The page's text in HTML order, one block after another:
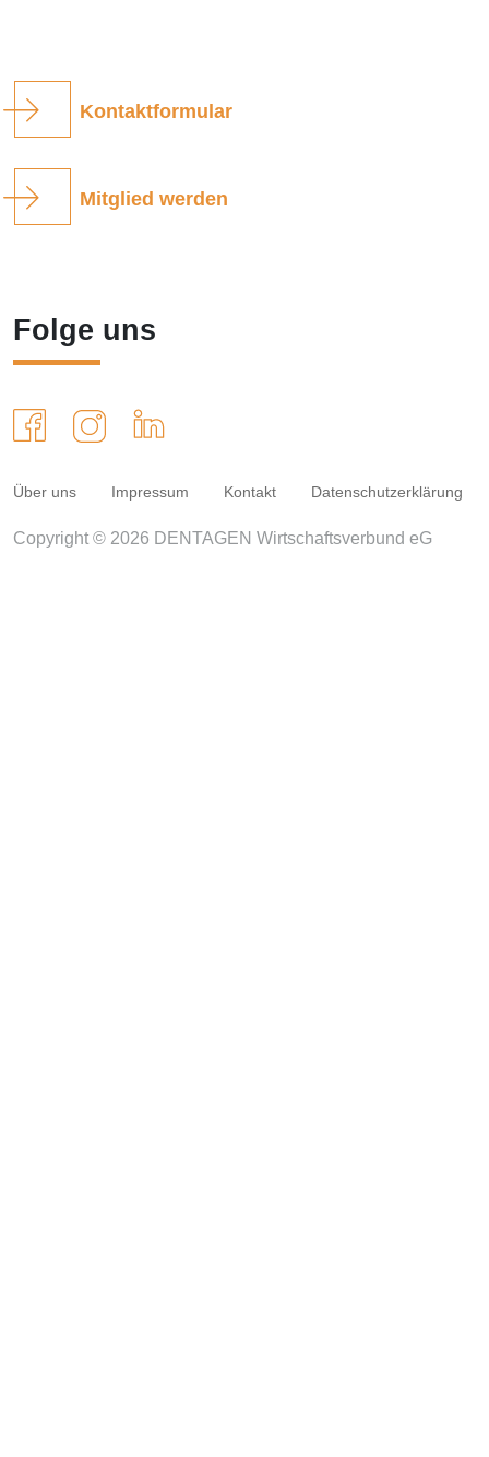
Kontaktformular
Mitglied werden
Folge uns
Über uns Impressum Kontakt Datenschutzerklärung
Copyright © 2026 DENTAGEN Wirtschaftsverbund eG